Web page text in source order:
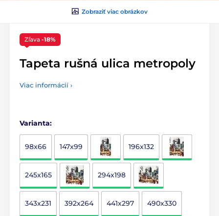
Zobraziť viac obrázkov
Zľava -18%
Tapeta rušná ulica metropoly
Viac informácií ›
Varianta:
98x66 147x99 196x132
245x165 294x198
343x231 392x264 441x297 490x330